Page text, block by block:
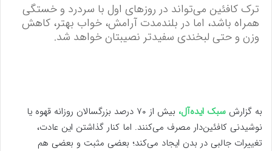
ترک کافئین می‌تواند در روزهای اول با سردرد و خستگی
همراه باشد، اما در بلندمدت آرامش، خواب بهتر، کاهش
وزن و حتی لبخندی سفیدتر نصیبتان خواهد شد.
به گزارش سبک ایده‌آل،
بیش از ۷۰ درصد بزرگسالان روزانه قهوه یا
نوشیدنی کافئین‌دار مصرف می‌کنند. اما کنار گذاشتن این عادت،
تغییرات جالبی در بدن ایجاد می‌کند؛ بعضی مثبت و بعضی هم